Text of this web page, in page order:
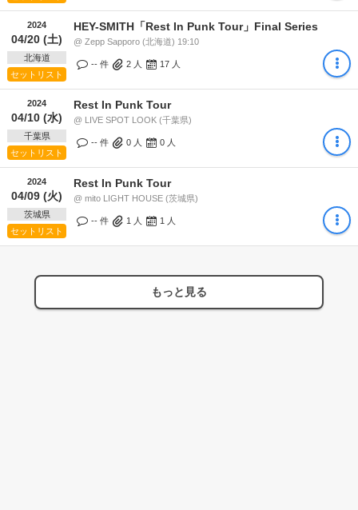
2024
04/20 (土)
北海道
セットリスト
HEY-SMITH「Rest In Punk Tour」Final Series
@ Zepp Sapporo (北海道) 19:10
-- 件 2 人 17 人
2024
04/10 (水)
千葉県
セットリスト
Rest In Punk Tour
@ LIVE SPOT LOOK (千葉県)
-- 件 0 人 0 人
2024
04/09 (火)
茨城県
セットリスト
Rest In Punk Tour
@ mito LIGHT HOUSE (茨城県)
-- 件 1 人 1 人
もっと見る